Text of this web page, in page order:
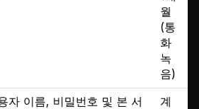
월
(통
화
녹
음)
자 이름, 비밀번호 및 본 서
계